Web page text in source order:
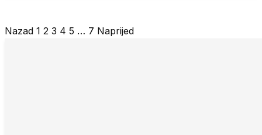
Posts
Nazad 1 2 3 4 5 … 7 Naprijed